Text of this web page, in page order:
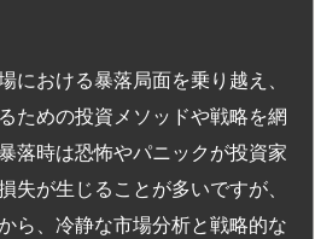
における暴落局面を乗り越え、
ための投資メソッドや戦略を網
落時は恐怖やパニックが投資家
失が生じることが多いですが、
ら、冷静な市場分析と戦略的な